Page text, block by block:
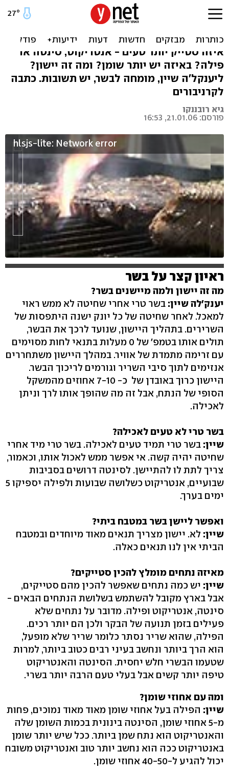
מדריך: איך לבחור סטייק -
מסינטה ועד אנטריקוט
איזה סטייק יותר טעים - אנטריקוט, סינטה או
פילה? באיזה יש יותר שומן? ומה זה יישון?
ליענקל'ה שיין, מומחה לבשר, יש תשובות. כתבה
לקרניבורים
גיא רובננקו
פורסם: 21.01.06, 16:53
hlsjs-lite: Network error
ראיון קצר על בשר
מה זה יישון ולמה מיישנים בשר?
יענק'לה שיין: בשר טרי אחרי שחיטה לא ממש ראוי
למאכל. לאחר שחיטה של כל יונק ישנה היתפסות של
השרירים. בתהליך היישון, שנועד לרכך את הבשר,
תולים אותו בטמפ' של 0 מעלות בתנאי לחות מסוימים
עם זרימה מתמדת של אוויר. במהלך היישון משתחררים
אנזימים לתוך סיבי השריר וגורמים לריכוך הבשר.
היישון כרוך באובדן של כ- 7-10 אחוזים מהמשקל
הסופי של הנתח, אבל זה מה שהופך אותו לרך וניתן
לאכילה.
בשר טרי לא טעים לאכילה?
שיין: בשר טרי תמיד טעים לאכילה. בשר טרי מיד אחרי
שחיטה יהיה קשה. אי אפשר ממש לאכול אותו, וכאמור,
צריך לתת לו להתיישן. לסינטה דרושים בסביבות
שבועיים, אנטריקוט כשלושה שבועות ולפילה יספיקו 5
ימים בערך.
ואפשר ליישן בשר במטבח ביתי?
שיין: לא. יישון מצריך תנאים מאוד מיוחדים ובמטבח
הביתי אין לנו תנאים כאלה.
מאיזה נתחים מומלץ להכין סטייקים?
שיין: יש כמה נתחים שאפשר להכין מהם סטייקים,
אבל בארץ מקובל להשתמש בשלושת הנתחים הבאים -
סינטה, אנטריקוט ופילה. מדובר על נתחים שלא
פעילים בזמן תנועה של הבקר ולכן הם יותר רכים.
הפילה, שהוא שריר נסתר כלומר שריר שלא מופעל,
הוא הרך ביותר ונחשב בעיני רבים כטוב ביותר, למרות
שטעמו הבשרי חלש יחסית. הסינטה והאנטריקוט
טיפה יותר קשים אבל בעלי טעם הרבה יותר בשרי.
ומה עם אחוזי שומן?
שיין: הפילה בעל אחוזי שומן מאוד מאוד נמוכים, פחות
מ-5 אחוזי שומן, הסינטה בינונית בכמות השומן שלה
והאנטריקוט הוא נתח שמן ביותר. ככל שיש יותר שומן
באנטריקוט ככה הוא נחשב יותר טוב ואנטריקוט משובח
יכול להגיע ל-40-50 אחוזי שומן.